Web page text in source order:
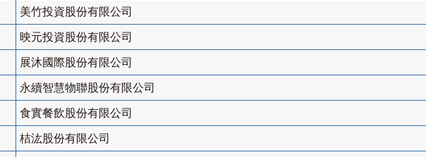
美竹投資股份有限公司
映元投資股份有限公司
展沐國際股份有限公司
永續智慧物聯股份有限公司
食實餐飲股份有限公司
桔汯股份有限公司